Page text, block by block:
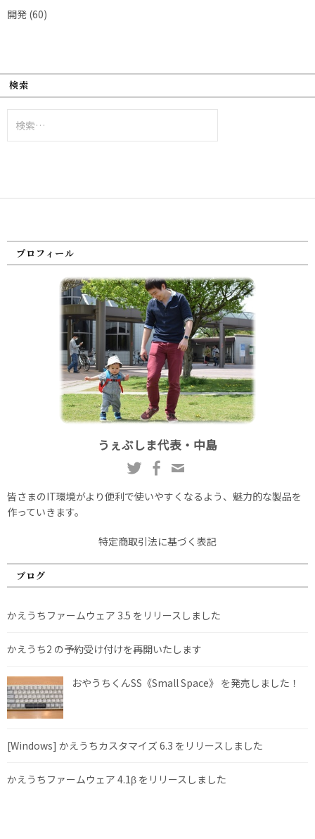
開発 (60)
検索
索:
プロフィール
うぇぶしま代表・中島
皆さまのIT環境がより便利で使いやすくなるよう、魅力的な製品を
作っていきます。
特定商取引法に基づく表記
ブログ
かえうちファームウェア 3.5 をリリースしました
かえうち2 の予約受け付けを再開いたします
おやうちくんSS《Small Space》 を発売しました！
[Windows] かえうちカスタマイズ 6.3 をリリースしました
かえうちファームウェア 4.1β をリリースしました